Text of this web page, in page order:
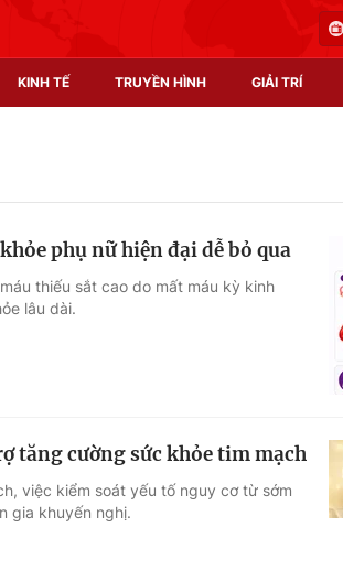
KINH TẾ TRUYỀN HÌNH GIẢI TRÍ
phụ nữ hiện đại dễ bỏ qua
thiếu sắt cao do mất máu kỳ kinh
lâu dài.
tăng cường sức khỏe tim mạch
việc kiểm soát yếu tố nguy cơ từ sớm
gia khuyến nghị.